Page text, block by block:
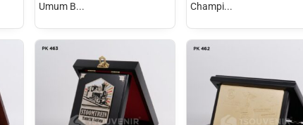
Umum B...
Champi...